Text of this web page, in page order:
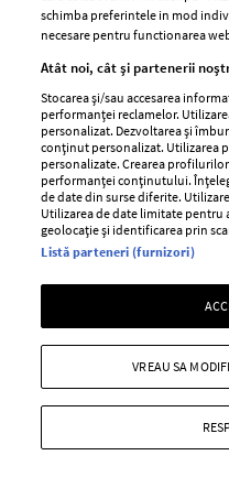
Dana Rogoz a dezvăluit
Imagini rare de la
Danei Rogoz. Ce
schimba preferintele in mod
necesare pentru functionarea
Atât noi, cât și partenerii
Stocarea și/sau accesarea
performanței reclamelor.
personalizat. Dezvoltarea și
conținut personalizat. Utilizarea
personalizate. Crearea
performanței conținutului.
de date din surse diferite.
Utilizarea de date limitate pentru
geolocație și identificarea prin
Listă parteneri (furnizori)
VREAU SA